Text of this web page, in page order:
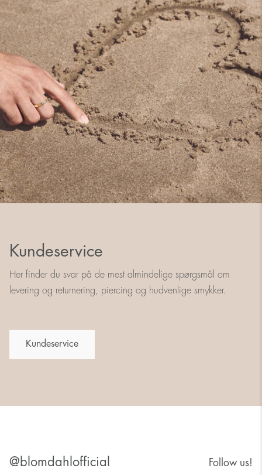
Kundeservice
Her finder du svar på de mest almindelige spørgsmål om
levering og returnering, piercing og hudvenlige smykker.
Kundeservice
@blomdahlofficial Follow us!